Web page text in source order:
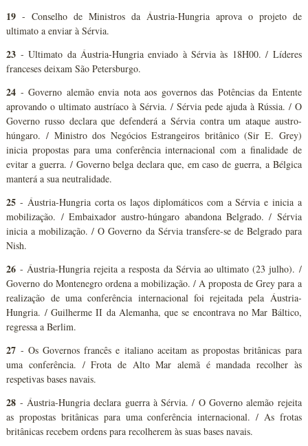
19 - Conselho de Ministros da Áustria-Hungria aprova o projeto de
ultimato a enviar à Sérvia.
23 - Ultimato da Áustria-Hungria enviado à Sérvia às 18H00. / Líderes
franceses deixam São Petersburgo.
24 - Governo alemão envia nota aos governos das Potências da Entente
aprovando o ultimato austríaco à Sérvia. / Sérvia pede ajuda à Rússia. / O
Governo russo declara que defenderá a Sérvia contra um ataque austro-
húngaro. / Ministro dos Negócios Estrangeiros britânico (Sir E. Grey)
inicia propostas para uma conferência internacional com a finalidade de
evitar a guerra. / Governo belga declara que, em caso de guerra, a Bélgica
manterá a sua neutralidade.
25 - Áustria-Hungria corta os laços diplomáticos com a Sérvia e inicia a
mobilização. / Embaixador austro-húngaro abandona Belgrado. / Sérvia
inicia a mobilização. / O Governo da Sérvia transfere-se de Belgrado para
Nish.
26 - Áustria-Hungria rejeita a resposta da Sérvia ao ultimato (23 julho). /
Governo do Montenegro ordena a mobilização. / A proposta de Grey para a
realização de uma conferência internacional foi rejeitada pela Áustria-
Hungria. / Guilherme II da Alemanha, que se encontrava no Mar Báltico,
regressa a Berlim.
27 - Os Governos francês e italiano aceitam as propostas britânicas para
uma conferência. / Frota de Alto Mar alemã é mandada recolher às
respetivas bases navais.
28 - Áustria-Hungria declara guerra à Sérvia. / O Governo alemão rejeita
as propostas britânicas para uma conferência internacional. / As frotas
britânicas recebem ordens para recolherem às suas bases navais.